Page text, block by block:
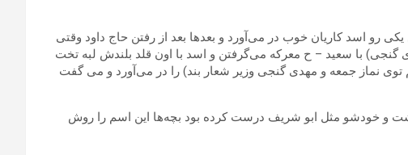
یکی رو اسد کاریان خوب در می‌آورد و بعدها بعد از رفتن حاج داود وقتی
با سعید – ح معرکه می‌گرفتن و اسد با اون قلد بلندش لبه تخت
نماز جمعه و مهدی گنجی وزیر شعار بند) را در می‌آورد و می گفت
و خودشو مثل ابو شریف درست کرده بود بچه‌ها این اسم را روش